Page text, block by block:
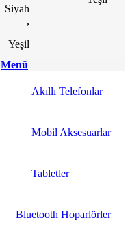
Siyah
,
Yeşil
Menü
Akıllı Telefonlar
Mobil Aksesuarlar
Tabletler
Bluetooth Hoparlörler